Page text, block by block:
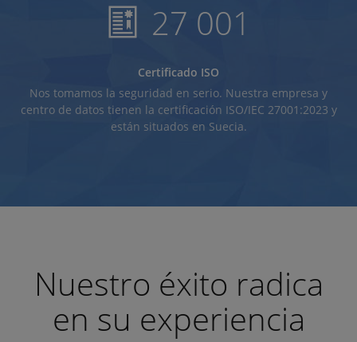
27 001
Certificado ISO
Nos tomamos la seguridad en serio. Nuestra empresa y
centro de datos tienen la certificación ISO/IEC 27001:2023 y
están situados en Suecia.
Nuestro éxito radica
en su experiencia